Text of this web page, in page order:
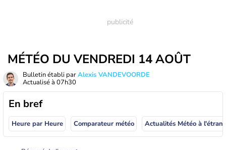
MÉTÉO DU VENDREDI 14 AOÛT
Bulletin établi parAlexis VANDEVOORDE
Actualisé à 07h30
En bref
Heure par Heure Comparateur météo